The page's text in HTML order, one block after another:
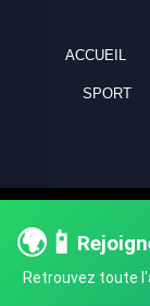
🌍📱
Retrouvez toute
ACCUEIL
SPORT